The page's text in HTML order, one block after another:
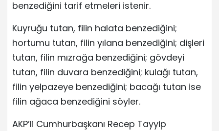
benzediğini tarif etmeleri istenir.
Kuyruğu tutan, filin halata benzediğini;
hortumu tutan, filin yılana benzediğini; dişleri
tutan, filin mızrağa benzediğini; gövdeyi
tutan, filin duvara benzediğini; kulağı tutan,
filin yelpazeye benzediğini; bacağı tutan ise
filin ağaca benzediğini söyler.
AKP’li Cumhurbaşkanı Recep Tayyip